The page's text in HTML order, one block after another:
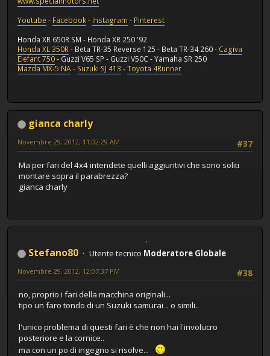
Youtube- Facebook- Instagram- Pinterest
Honda XR 650R SM - Honda XR 250 '92
Honda XL 350R- Beta TR-35 Reverse 125 - Beta TR-34 260 - Cagiva
Elefant 750- Guzzi V65 SP - Guzzi V50C - Yamaha SR 250
Mazda MX-5 NA- Suzuki SJ 413-Toyota 4Runner
gianca charly
#37
Novembre 29, 2012, 11:02:29 AM
Ma per fari del 4x4 intendete quelli aggiuntivi che sono soliti
montare sopra il parabrezza?
gianca charly
Stefano80 Utente tecnico Moderatore Globale
#38
Novembre 29, 2012, 12:07:37 PM
no, proprio i fari della macchina originali...
tipo un faro tondo di un Suzuki samurai .. o simili..
l'unico problema di questi fari è che non hai l'involucro
posteriore e la cornice..
ma con un po di ingegno si risolve...